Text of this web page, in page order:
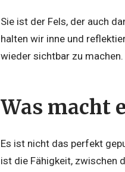
Sie ist der Fels, der auch
halten wir inne und
wieder sichtbar zu machen.
Was macht
Es ist nicht das perfekt
ist die Fähigkeit, zwischen